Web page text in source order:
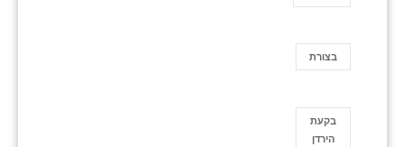
בצורת
בקעת
הירדן